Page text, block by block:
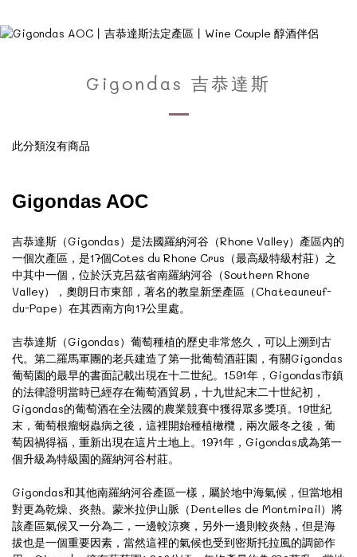
Gigondas 吉恭達斯
此分類沒有商品
Gigondas AOC
吉恭達斯（Gigondas）是法國羅納河谷（Rhone Valley）產區內的
一個次產區，是17個Cotes du Rhone Crus（最高級特級村莊）之
中其中一個，位於沃克呂茲省南羅納河谷（Southern Rhone
Valley），奧朗日市東部，著名的教皇新堡產區（Chateauneuf-
du-Pape）在其西南方向17公里處。
吉恭達斯（Gigondas）葡萄種植的歷史非常悠久，可以上溯到古
代。第二羅馬軍團的老兵建造了第一批葡萄酒莊園，有關Gigondas
葡萄園的最早的書面記載出現在十二世紀。1591年，Gigondas市鎮
的法律證明當時已經存在葡萄酒貿易，十九世紀末二十世紀初，
Gigondas的葡萄酒在全法國的農業競賽中獲得眾多獎項。19世紀
末，葡萄根瘤蚜蟲病之後，這裡開始種植橄欖，兩次嚴冬之後，葡
萄因禍得福，重新出現在這片土地上。1971年，Gigondas成為第一
個升級為特級園的羅納河谷村莊。
Gigondas和其他南羅納河谷產區一樣，屬於地中海氣候，但當地相
對更為乾燥、炎熱。蒙米拉伊山脈（Dentelles de Montmirail）將
該產區氣候又一分為二，一邊較涼爽，另外一邊則較炎熱，但是海
拔也是一個重要因素，當然這裡的氣候也受到密斯托拉風的調節作